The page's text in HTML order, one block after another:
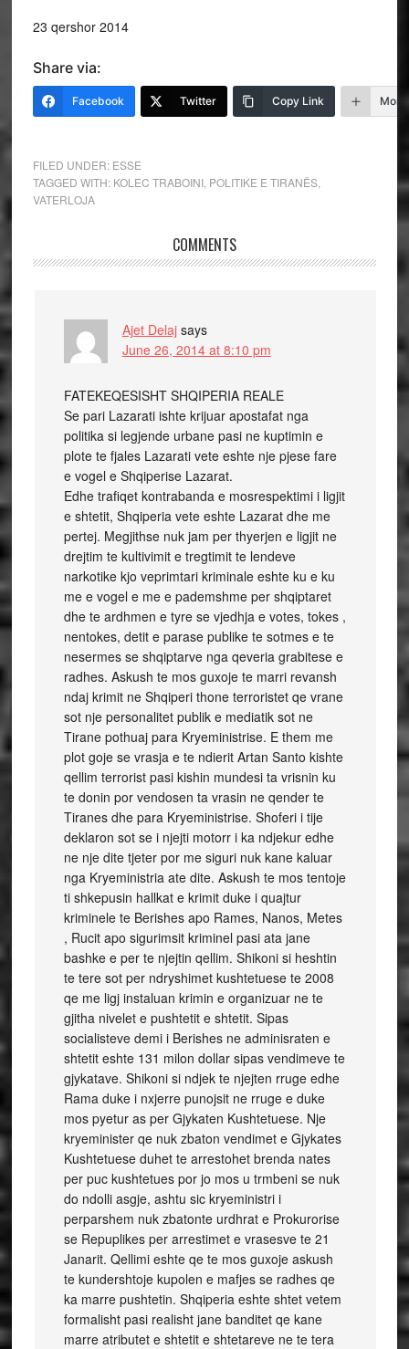
23 qershor 2014
Share via:
Facebook Twitter Copy Link More
FILED UNDER: ESSE
TAGGED WITH: KOLEC TRABOINI, POLITIKE E TIRANËS,
VATERLOJA
COMMENTS
Ajet Delaj says
June 26, 2014 at 8:10 pm
FATEKEQESISHT SHQIPERIA REALE
Se pari Lazarati ishte krijuar apostafat nga
politika si legjende urbane pasi ne kuptimin e
plote te fjales Lazarati vete eshte nje pjese fare
e vogel e Shqiperise Lazarat.
Edhe trafiqet kontrabanda e mosrespektimi i ligjit
e shtetit, Shqiperia vete eshte Lazarat dhe me
pertej. Megjithse nuk jam per thyerjen e ligjit ne
drejtim te kultivimit e tregtimit te lendeve
narkotike kjo veprimtari kriminale eshte ku e ku
me e vogel e me e pademshme per shqiptaret
dhe te ardhmen e tyre se vjedhja e votes, tokes ,
nentokes, detit e parase publike te sotmes e te
nesermes se shqiptarve nga qeveria grabitese e
radhes. Askush te mos guxoje te marri revansh
ndaj krimit ne Shqiperi thone terroristet qe vrane
sot nje personalitet publik e mediatik sot ne
Tirane pothuaj para Kryeministrise. E them me
plot goje se vrasja e te ndierit Artan Santo kishte
qellim terrorist pasi kishin mundesi ta vrisnin ku
te donin por vendosen ta vrasin ne qender te
Tiranes dhe para Kryeministrise. Shoferi i tije
deklaron sot se i njejti motorr i ka ndjekur edhe
ne nje dite tjeter por me siguri nuk kane kaluar
nga Kryeministria ate dite. Askush te mos tentoje
ti shkepusin hallkat e krimit duke i quajtur
kriminele te Berishes apo Rames, Nanos, Metes
, Rucit apo sigurimsit kriminel pasi ata jane
bashke e per te njejtin qellim. Shikoni si heshtin
te tere sot per ndryshimet kushtetuese te 2008
qe me ligj instaluan krimin e organizuar ne te
gjitha nivelet e pushtetit e shtetit. Sipas
socialisteve demi i Berishes ne adminisraten e
shtetit eshte 131 milon dollar sipas vendimeve te
gjykatave. Shikoni si ndjek te njejten rruge edhe
Rama duke i nxjerre punojsit ne rruge e duke
mos pyetur as per Gjykaten Kushtetuese. Nje
kryeminister qe nuk zbaton vendimet e Gjykates
Kushtetuese duhet te arrestohet brenda nates
per puc kushtetues por jo mos u trmbeni se nuk
do ndolli asgje, ashtu sic kryeministri i
perparshem nuk zbatonte urdhrat e Prokurorise
se Repuplikes per arrestimet e vrasesve te 21
Janarit. Qellimi eshte qe te mos guxoje askush
te kundershtoje kupolen e mafjes se radhes qe
ka marre pushtetin. Shqiperia eshte shtet vetem
formalisht pasi realisht jane banditet qe kane
marre atributet e shtetit e shtetareve ne te tera